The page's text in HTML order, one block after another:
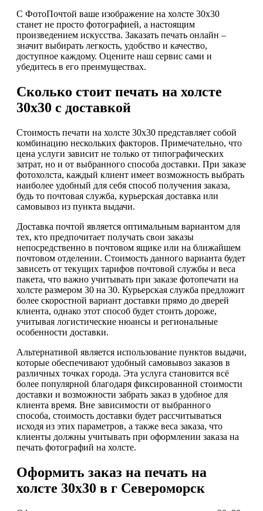
С ФотоПочтой ваше изображение на холсте 30х30
станет не просто фотографией, а настоящим
произведением искусства. Заказать печать онлайн –
значит выбирать легкость, удобство и качество,
доступное каждому. Оцените наш сервис сами и
убедитесь в его преимуществах.
Сколько стоит печать на холсте
30х30 с доставкой
Стоимость печати на холсте 30х30 представляет собой
комбинацию нескольких факторов. Примечательно, что
цена услуги зависит не только от типографических
затрат, но и от выбранного способа доставки. При заказе
фотохолста, каждый клиент имеет возможность выбрать
наиболее удобный для себя способ получения заказа,
будь то почтовая служба, курьерская доставка или
самовывоз из пункта выдачи.
Доставка почтой является оптимальным вариантом для
тех, кто предпочитает получать свои заказы
непосредственно в почтовом ящике или на ближайшем
почтовом отделении. Стоимость данного варианта будет
зависеть от текущих тарифов почтовой службы и веса
пакета, что важно учитывать при заказе фотопечати на
холсте размером 30 на 30. Курьерская служба предложит
более скоростной вариант доставки прямо до дверей
клиента, однако этот способ будет стоить дороже,
учитывая логистические нюансы и региональные
особенности доставки.
Альтернативой является использование пунктов выдачи,
которые обеспечивают удобный самовывоз заказов в
различных точках города. Эта услуга становится всё
более популярной благодаря фиксированной стоимости
доставки и возможности забрать заказ в удобное для
клиента время. Вне зависимости от выбранного
способа, стоимость доставки будет рассчитываться
исходя из этих параметров, а также веса заказа, что
клиенты должны учитывать при оформлении заказа на
печать фотографий на холсте.
Оформить заказ на печать на
холсте 30х30 в г Североморск